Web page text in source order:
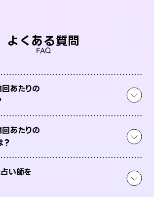
よくある質問
FAQ
回あたりの
回あたりの
い師を